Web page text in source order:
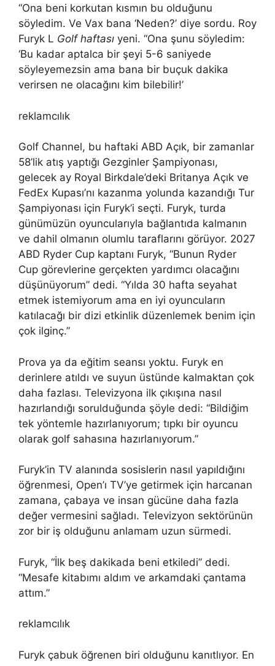
“Ona beni korkutan kısmın bu olduğunu
söyledim. Ve Vax bana ‘Neden?’ diye sordu. Roy
Furyk L Golf haftası yeni. “Ona şunu söyledim:
‘Bu kadar aptalca bir şeyi 5-6 saniyede
söyleyemezsin ama bana bir buçuk dakika
verirsen ne olacağını kim bilebilir!’
reklamcılık
Golf Channel, bu haftaki ABD Açık, bir zamanlar
58’lik atış yaptığı Gezginler Şampiyonası,
gelecek ay Royal Birkdale’deki Britanya Açık ve
FedEx Kupası’nı kazanma yolunda kazandığı Tur
Şampiyonası için Furyk’i seçti. Furyk, turda
günümüzün oyuncularıyla bağlantıda kalmanın
ve dahil olmanın olumlu taraflarını görüyor. 2027
ABD Ryder Cup kaptanı Furyk, “Bunun Ryder
Cup görevlerine gerçekten yardımcı olacağını
düşünüyorum” dedi. “Yılda 30 hafta seyahat
etmek istemiyorum ama en iyi oyuncuların
katılacağı bir dizi etkinlik düzenlemek benim için
çok ilginç.”
Prova ya da eğitim seansı yoktu. Furyk en
derinlere atıldı ve suyun üstünde kalmaktan çok
daha fazlası. Televizyona ilk çıkışına nasıl
hazırlandığı sorulduğunda şöyle dedi: “Bildiğim
tek yöntemle hazırlanıyorum; tıpkı bir oyuncu
olarak golf sahasına hazırlanıyorum.”
Furyk’in TV alanında sosislerin nasıl yapıldığını
öğrenmesi, Open’ı TV’ye getirmek için harcanan
zamana, çabaya ve insan gücüne daha fazla
değer vermesini sağladı. Televizyon sektörünün
zor bir iş olduğunu anlamam uzun sürmedi.
Furyk, “İlk beş dakikada beni etkiledi” dedi.
“Mesafe kitabımı aldım ve arkamdaki çantama
attım.”
reklamcılık
Furyk çabuk öğrenen biri olduğunu kanıtlıyor. En